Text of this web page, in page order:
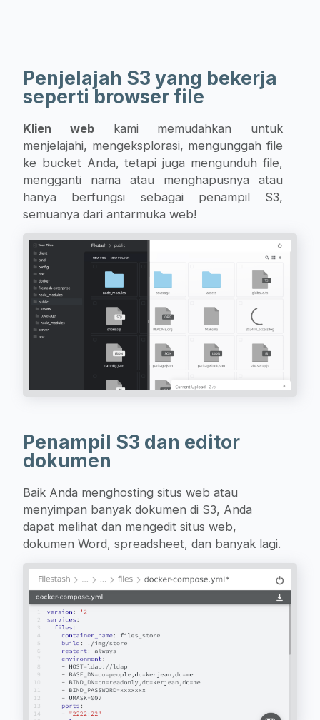
Penjelajah S3 yang bekerja
seperti browser file
Klien webkami memudahkan untuk
menjelajahi, mengeksplorasi, mengunggah file
ke bucket Anda, tetapi juga mengunduh file,
mengganti nama atau menghapusnya atau
hanya berfungsi sebagai penampil S3,
semuanya dari antarmuka web!
Penampil S3 dan editor
dokumen
Baik Anda menghosting situs web atau
menyimpan banyak dokumen di S3, Anda
dapat melihat dan mengedit situs web,
dokumen Word, spreadsheet, dan banyak lagi.